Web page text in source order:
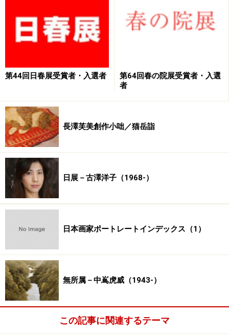
第44回日春展受賞者・入選者
第64回春の院展受賞者・入選
者
長澤芙美創作小咄／猫岳詣
日展－古澤洋子（1968-）
日本画家ポートレートインデックス（1）
無所属－中嶌虎威（1943-）
この記事に関連するテーマ